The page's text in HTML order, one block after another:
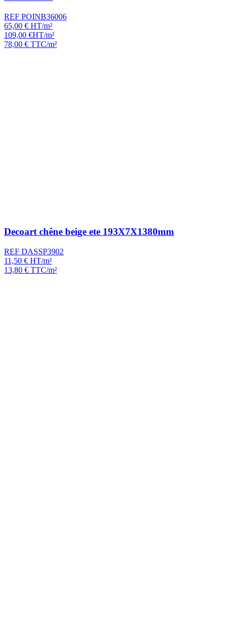
REF POINB36006
65,00 € HT/m²
109,00 €HT/m²
78,00 € TTC/m²
Decoart chêne beige ete 193X7X1380mm
REF DASSP3902
11,50 € HT/m²
13,80 € TTC/m²